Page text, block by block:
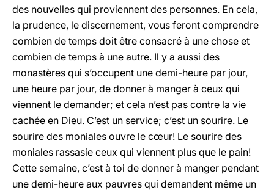
des nouvelles qui proviennent des personnes. En cela,
la prudence, le discernement, vous feront comprendre
combien de temps doit être consacré à une chose et
combien de temps à une autre. Il y a aussi des
monastères qui s’occupent une demi-heure par jour,
une heure par jour, de donner à manger à ceux qui
viennent le demander; et cela n’est pas contre la vie
cachée en Dieu. C’est un service; c’est un sourire. Le
sourire des moniales ouvre le cœur! Le sourire des
moniales rassasie ceux qui viennent plus que le pain!
Cette semaine, c’est à toi de donner à manger pendant
une demi-heure aux pauvres qui demandent même un